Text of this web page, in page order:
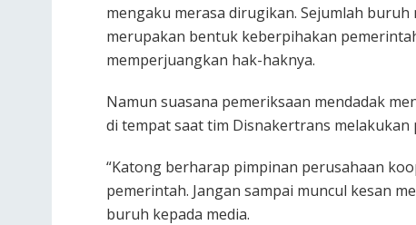
mengaku merasa dirugikan. Sejumlah
merupakan bentuk keberpihakan
memperjuangkan hak-haknya.
Namun suasana pemeriksaan mendadak
di tempat saat tim Disnakertrans
“Katong berharap pimpinan perusahaan
pemerintah. Jangan sampai muncul kesan
buruh kepada media.